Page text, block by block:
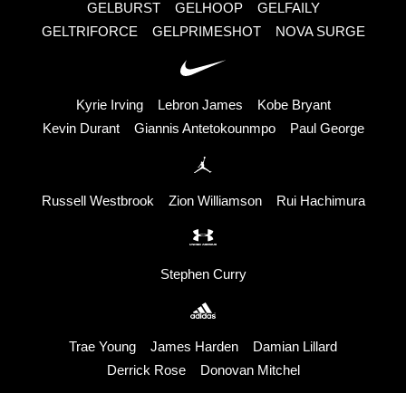
GELBURST GELHOOP
GELFAILY
GELTRIFORCE
GELPRIMESHOT NOVA SURGE
Kyrie Irving Lebron James
Kobe Bryant
Kevin Durant
Giannis Antetokounmpo Paul George
Russell Westbrook Zion Williamson Rui Hachimura
Stephen Curry
Trae Young James Harden
Damian Lillard
Derrick Rose
Donovan Mitchel